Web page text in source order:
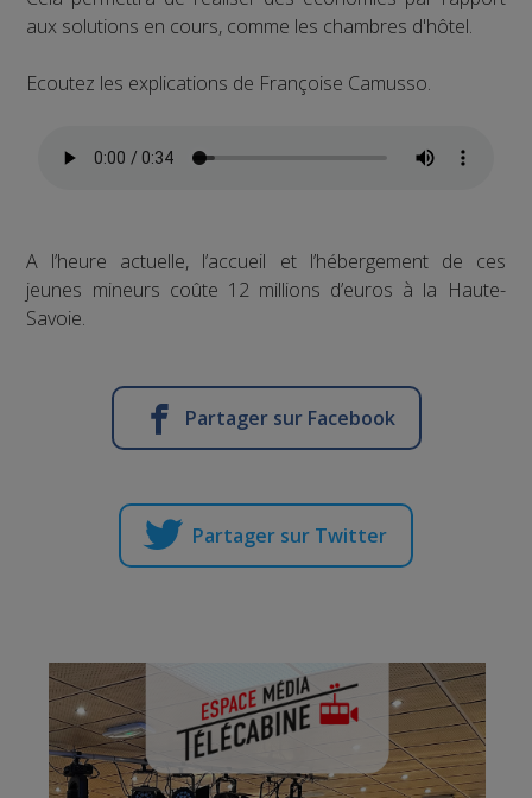
aux solutions en cours, comme les chambres d'hôtel.
Ecoutez les explications de Françoise Camusso.
A l’heure actuelle, l’accueil et l’hébergement de ces
jeunes mineurs coûte 12 millions d’euros à la Haute-
Savoie.
Partager sur Facebook
Partager sur Twitter